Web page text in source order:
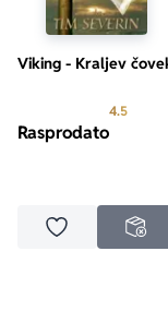
Viking - Kraljev
4.5
Rasprodato
Dodaj u